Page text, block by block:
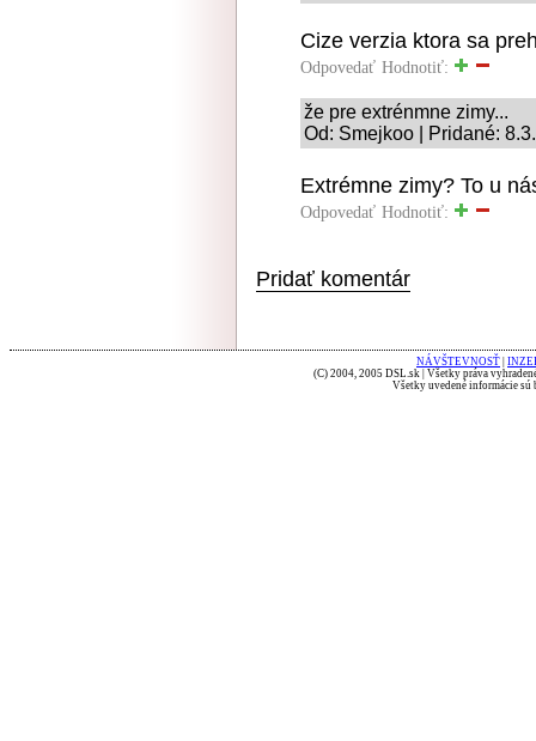
Cize verzia ktora sa
Odpovedať Hodnotiť:
že pre extrénmne zimy...
Od: Smejkoo | Pridané:
Extrémne zimy? To u
Odpovedať Hodnotiť:
Pridať komentár
NÁVŠTEVNOSŤ
(C) 2004, 2005 DSL.sk | Všetky práva
Všetky uvedené informácie sú